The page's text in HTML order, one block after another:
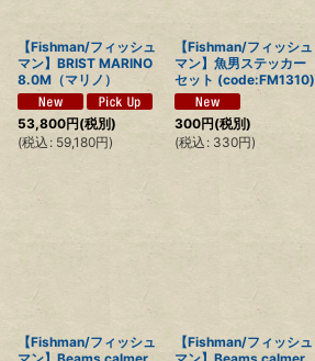
【Fishman/フィッシュ
マン】BRIST MARINO
8.0M（マリノ）
53,800円(税別)
(税込 : 59,180円)
【Fishman/フィッシュ
マン】魚男ステッカー
セット (code:FM1310)
300円(税別)
(税込 : 330円)
【Fishman/フィッシュ
マン】Beams calmer
【Fishman/フィッシュ
マン】Beams calmer